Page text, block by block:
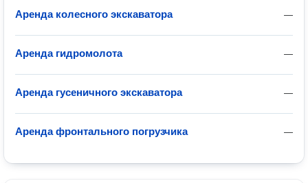
—
Аренда колесного экскаватора
—
Аренда гидромолота
—
Аренда гусеничного экскаватора
—
Аренда фронтального погрузчика